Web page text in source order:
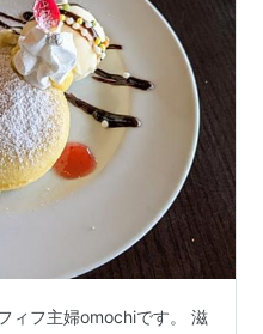
ィフ主婦omochiです。 滋